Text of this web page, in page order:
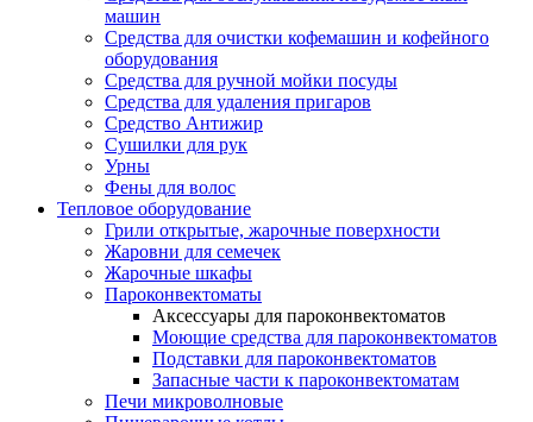
машин
Средства для очистки кофемашин и кофейного
оборудования
Средства для ручной мойки посуды
Средства для удаления пригаров
Средство Антижир
Сушилки для рук
Урны
Фены для волос
Тепловое оборудование
Грили открытые, жарочные поверхности
Жаровни для семечек
Жарочные шкафы
Пароконвектоматы
Аксессуары для пароконвектоматов
Моющие средства для пароконвектоматов
Подставки для пароконвектоматов
Запасные части к пароконвектоматам
Печи микроволновые